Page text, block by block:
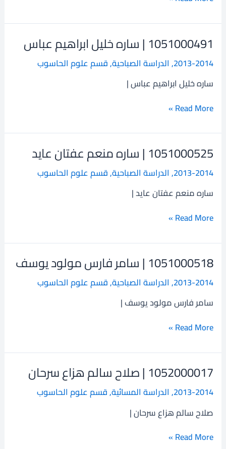
1051000491 | ساره خليل ابراهيم عباس
2013-2014
, الدراسة الصباحية,قسم علوم الحاسوب
ساره خليل ابراهيم عباس |
1051000491
ساره
خليل
ابراهيم
عباس
Read More »
1051000525 | ساره منعم عفتان عايد
2013-2014
, الدراسة الصباحية,قسم علوم الحاسوب
ساره منعم عفتان عايد |
1051000525
ساره
منعم
عفتان
عايد
Read More »
1051000518 | سامر فارس مولود يوسف
2013-2014
, الدراسة الصباحية,قسم علوم الحاسوب
سامر فارس مولود يوسف |
1051000518
سامر
فارس
مولود
يوسف
Read More »
1052000017 | صلاح سالم هزاع سرحان
2013-2014
, الدراسة المسائية,قسم علوم الحاسوب
صلاح سالم هزاع سرحان |
1052000017
صلاح
سالم
هزاع
سرحان
Read More »